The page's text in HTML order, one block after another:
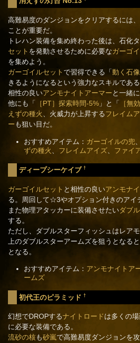
高難易度のダンジョンをクリアするには
ことが重要だ。
トレハン装備を集め終わった後は、石化
セット を発動させるために必要なガーゴ
を集めよう。
ガーゴイルセット で習得できる「動く石像
きるようになるという強力なスキルである
相性の良いアンモナイトアーマーと一緒
他にも「
［PT］探索時間-5% 」と「 ［無
えずの種火
、火威力が上昇するフレイム
ーも狙い目だ。
おすすめアイテム： ガーゴイルの兜
ずの種火
フレイムアイズ ファイ
ディープシーケイブ †
ガーゴイルセット と相性の良いアンモナ
る。周回して☆3やオプション付きのアイ
また物理アタッカーに装備させたいダブ
する。
ただし、ダブルスターフィッシュはレア
上のダブルスターアームズを狙うとなる
となる。
おすすめアイテム： アンモナイトア
ームズ
初代王のピラミッド †
幻想でDROPするナイトロードは多くの
に必要な装備である。
流砂の核も砂嵐で高難易度ダンジョンを